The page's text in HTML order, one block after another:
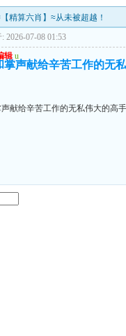
精算六肖】≈从未被超越！
2026-07-08 01:53
辑 u
掌声献给辛苦工作的无
献给辛苦工作的无私伟大的高